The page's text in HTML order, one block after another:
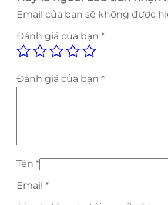
Email của bạn sẽ không được
Đánh giá của bạn *
Đánh giá của bạn *
Tên *
Email *